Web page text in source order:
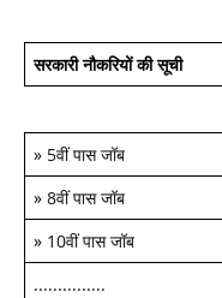
सरकारी नौकरियों की सूची
» 5वीं पास जॉब
» 8वीं पास जॉब
» 10वीं पास जॉब
...............